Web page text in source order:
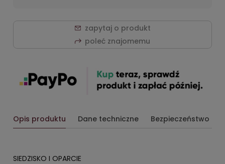
zapytaj o produkt
poleć znajomemu
Opis produktu Dane techniczne Bezpieczeństwo
SIEDZISKO I OPARCIE